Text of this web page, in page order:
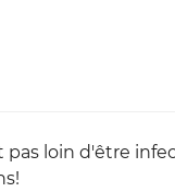
loin d'être